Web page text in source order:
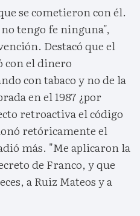
se cometieron con él.
tengo fe ninguna",
Destacó que el
con el dinero
con tabaco y no de la
en el 1987 ¿por
retroactiva el código
retóricamente el
más. "Me aplicaron la
de Franco, y que
a Ruiz Mateos y a